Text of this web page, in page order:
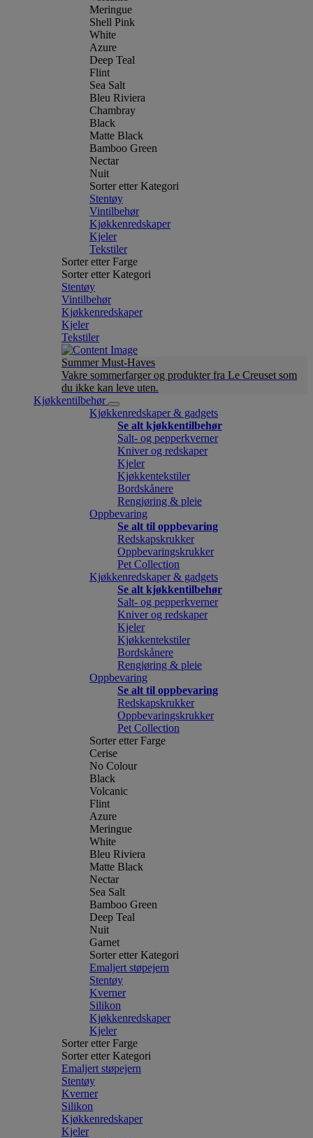
Meringue
Shell Pink
White
Azure
Deep Teal
Flint
Sea Salt
Bleu Riviera
Chambray
Black
Matte Black
Bamboo Green
Nectar
Nuit
Sorter etter Kategori
Stentøy
Vintilbehør
Kjøkkenredskaper
Kjeler
Tekstiler
Sorter etter Farge
Sorter etter Kategori
Stentøy
Vintilbehør
Kjøkkenredskaper
Kjeler
Tekstiler
Summer Must-Haves
Vakre sommerfarger og produkter fra Le Creuset som
du ikke kan leve uten.
Kjøkkentilbehør
Kjøkkenredskaper & gadgets
Se alt kjøkkentilbehør
Salt- og pepperkverner
Kniver og redskaper
Kjeler
Kjøkkentekstiler
Bordskånere
Rengjøring & pleie
Oppbevaring
Se alt til oppbevaring
Redskapskrukker
Oppbevaringskrukker
Pet Collection
Kjøkkenredskaper & gadgets
Se alt kjøkkentilbehør
Salt- og pepperkverner
Kniver og redskaper
Kjeler
Kjøkkentekstiler
Bordskånere
Rengjøring & pleie
Oppbevaring
Se alt til oppbevaring
Redskapskrukker
Oppbevaringskrukker
Pet Collection
Sorter etter Farge
Cerise
No Colour
Black
Volcanic
Flint
Azure
Meringue
White
Bleu Riviera
Matte Black
Nectar
Sea Salt
Bamboo Green
Deep Teal
Nuit
Garnet
Sorter etter Kategori
Emaljert støpejern
Stentøy
Kverner
Silikon
Kjøkkenredskaper
Kjeler
Sorter etter Farge
Sorter etter Kategori
Emaljert støpejern
Stentøy
Kverner
Silikon
Kjøkkenredskaper
Kjeler